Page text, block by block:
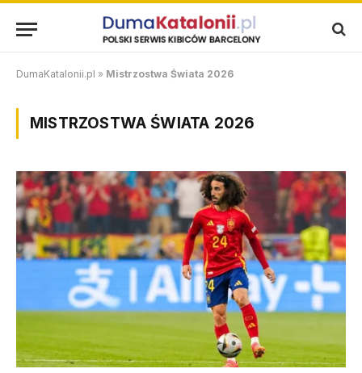
DumaKatalonii.pl » Mistrzostwa Świata 2026
MISTRZOSTWA ŚWIATA 2026